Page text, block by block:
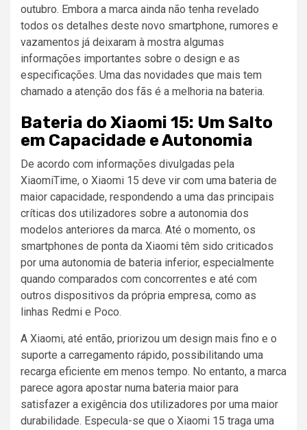
outubro. Embora a marca ainda não tenha revelado
todos os detalhes deste novo smartphone, rumores e
vazamentos já deixaram à mostra algumas
informações importantes sobre o design e as
especificações. Uma das novidades que mais tem
chamado a atenção dos fãs é a melhoria na bateria.
Bateria do Xiaomi 15: Um Salto
em Capacidade e Autonomia
De acordo com informações divulgadas pela
XiaomiTime, o Xiaomi 15 deve vir com uma bateria de
maior capacidade, respondendo a uma das principais
críticas dos utilizadores sobre a autonomia dos
modelos anteriores da marca. Até o momento, os
smartphones de ponta da Xiaomi têm sido criticados
por uma autonomia de bateria inferior, especialmente
quando comparados com concorrentes e até com
outros dispositivos da própria empresa, como as
linhas Redmi e Poco.
A Xiaomi, até então, priorizou um design mais fino e o
suporte a carregamento rápido, possibilitando uma
recarga eficiente em menos tempo. No entanto, a marca
parece agora apostar numa bateria maior para
satisfazer a exigência dos utilizadores por uma maior
durabilidade. Especula-se que o Xiaomi 15 traga uma